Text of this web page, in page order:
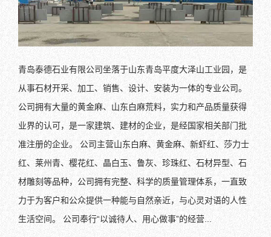
青岛泰德石业有限公司坐落于山东青岛平度大泽山工业园，是
从事石材开采、加工、销售、设计、安装为一体的专业公司。
公司拥有大量的黄金麻、山东白麻荒料，实力和产品质量获得
业界的认可，是一家建筑、建材的企业，是经国家相关部门批
准注册的企业。 公司主营山东白麻、黄金麻、新虾红、莎力士
红、莱州青、樱花红、晶白玉、鲁灰、珍珠红、石材异型、石
材雕刻等品种，公司拥有完整、科学的质量管理体系，一直致
力于为客户和公众提供一种能与自然亲近，与心灵对语的人性
生活空间。 公司奉行“以诚待人、用心做事”的经营...